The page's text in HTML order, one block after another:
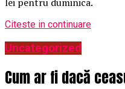
Citeste in continuare
Uncategorized
Cum ar fi dacă